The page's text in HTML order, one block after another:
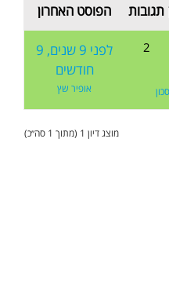
תגובות הפוסט האחרון
2
לפני 9 שנים, 9
חודשים
אופיר שץ
מוצג דיון 1 (מתוך 1 סה״כ)